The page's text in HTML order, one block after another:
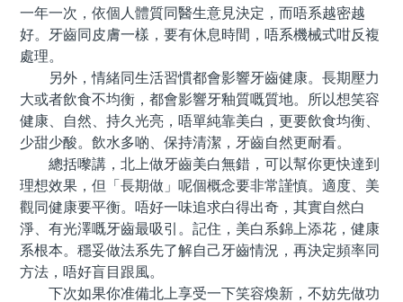
一年一次，依個人體質同醫生意見決定，而唔系越密越
好。牙齒同皮膚一樣，要有休息時間，唔系機械式咁反複
處理。
另外，情緒同生活習慣都會影響牙齒健康。長期壓力
大或者飲食不均衡，都會影響牙釉質嘅質地。所以想笑容
健康、自然、持久光亮，唔單純靠美白，更要飲食均衡、
少甜少酸。飲水多啲、保持清潔，牙齒自然更耐看。
總括嚟講，北上做牙齒美白無錯，可以幫你更快達到
理想效果，但「長期做」呢個概念要非常謹慎。適度、美
觀同健康要平衡。唔好一味追求白得出奇，其實自然白
淨、有光澤嘅牙齒最吸引。記住，美白系錦上添花，健康
系根本。穩妥做法系先了解自己牙齒情況，再決定頻率同
方法，唔好盲目跟風。
下次如果你准備北上享受一下笑容煥新，不妨先做功